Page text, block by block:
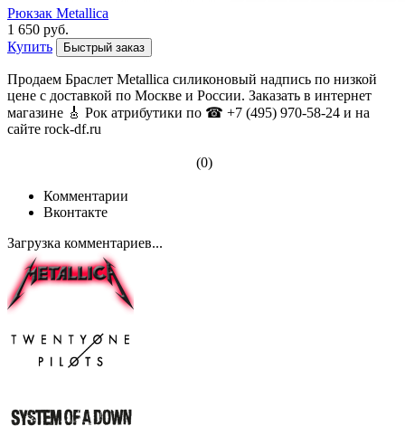
Рюкзак Metallica
1 650 руб.
Купить
Быстрый заказ
Продаем Браслет Metallica силиконовый надпись по низкой
цене с доставкой по Москве и России. Заказать в интернет
магазине 🎸 Рок атрибутики по ☎ +7 (495) 970-58-24 и на
сайте rock-df.ru
(0)
Комментарии
Вконтакте
Загрузка комментариев...